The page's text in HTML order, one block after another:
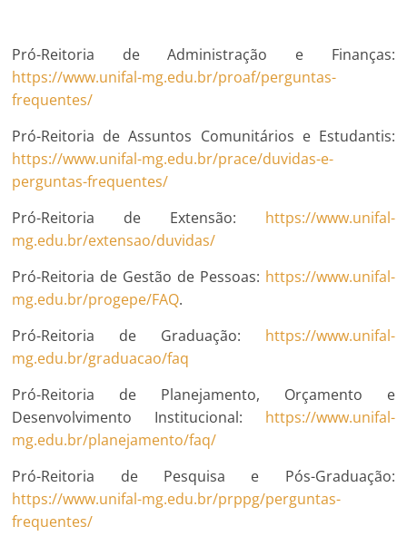
Pró-Reitoria de Administração e Finanças:
https://www.unifal-mg.edu.br/proaf/perguntas-
frequentes/
Pró-Reitoria de Assuntos Comunitários e Estudantis:
https://www.unifal-mg.edu.br/prace/duvidas-e-
perguntas-frequentes/
Pró-Reitoria de Extensão: https://www.unifal-
mg.edu.br/extensao/duvidas/
Pró-Reitoria de Gestão de Pessoas: https://www.unifal-
mg.edu.br/progepe/FAQ.
Pró-Reitoria de Graduação: https://www.unifal-
mg.edu.br/graduacao/faq
Pró-Reitoria de Planejamento, Orçamento e
Desenvolvimento Institucional: https://www.unifal-
mg.edu.br/planejamento/faq/
Pró-Reitoria de Pesquisa e Pós-Graduação:
https://www.unifal-mg.edu.br/prppg/perguntas-
frequentes/